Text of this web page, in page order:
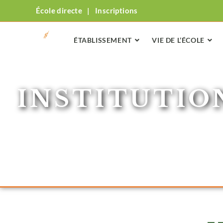
École directe | Inscriptions
ÉTABLISSEMENT VIE DE L’ÉCOLE